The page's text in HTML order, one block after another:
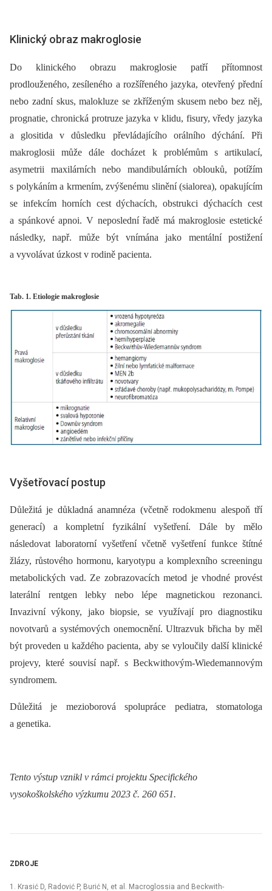
Klinický obraz makroglosie
Do klinického obrazu makroglosie patří přítomnost
prodlouženého, zesíleného a rozšířeného jazyka, otevřený přední
nebo zadní skus, malokluze se zkříženým skusem nebo bez něj,
prognatie, chronická protruze jazyka v klidu, fisury, vředy jazyka
a glositida v důsledku převládajícího orálního dýchání. Při
makroglosii může dále docházet k problémům s artikulací,
asymetrii maxilárních nebo mandibulárních oblouků, potížím
s polykáním a krmením, zvýšenému slinění (sialorea), opakujícím
se infekcím horních cest dýchacích, obstrukci dýchacích cest
a spánkové apnoi. V neposlední řadě má makroglosie estetické
následky, např. může být vnímána jako mentální postižení
a vyvolávat úzkost v rodině pacienta.
Tab. 1. Etiologie makroglosie
Vyšetřovací postup
Důležitá je důkladná anamnéza (včetně rodokmenu alespoň tří
generací) a kompletní fyzikální vyšetření. Dále by mělo
následovat laboratorní vyšetření včetně vyšetření funkce štítné
žlázy, růstového hormonu, karyotypu a komplexního screeningu
metabolických vad. Ze zobrazovacích metod je vhodné provést
laterální rentgen lebky nebo lépe magnetickou rezonanci.
Invazivní výkony, jako biopsie, se využívají pro diagnostiku
novotvarů a systémových onemocnění. Ultrazvuk břicha by měl
být proveden u každého pacienta, aby se vyloučily další klinické
projevy, které souvisí např. s Beckwithovým-Wiedemannovým
syndromem.
Důležitá je mezioborová spolupráce pediatra, stomatologa
a genetika.
Tento výstup vznikl v rámci projektu Specifického
vysokoškolského výzkumu 2023 č. 260 651.
ZDROJE
1. Krasić D, Radović P, Burić N, et al. Macroglossia and Beckwith-